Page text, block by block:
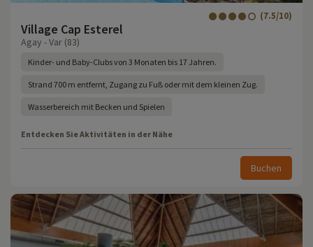
Village Cap Esterel
(7.5/10)
Agay - Var (83)
Kinder- und Baby-Clubs von 3 Monaten bis 17 Jahren.
Strand 700 m entfernt, Zugang zu Fuß oder mit dem kleinen Zug.
Wasserbereich mit Becken und Spielen
Entdecken Sie Aktivitäten in der Nähe
Buchen